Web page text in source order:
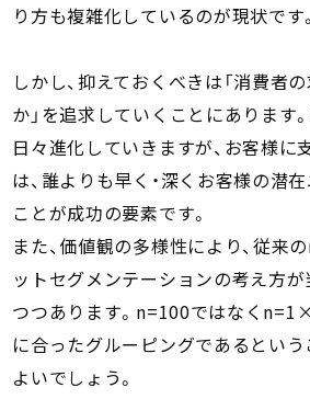
り方も複雑化しているのが現状です。
しかし、抑えておくべきは「消費者
か」を追求していくことにあります
日々進化していきますが、お客様に
は、誰よりも早く・深くお客様の潜
ことが成功の要素です。
また、価値観の多様性により、従来
ットセグメンテーションの考え方
つつあります。n=100ではなく
に合ったグルーピングであるとい
よいでしょう。